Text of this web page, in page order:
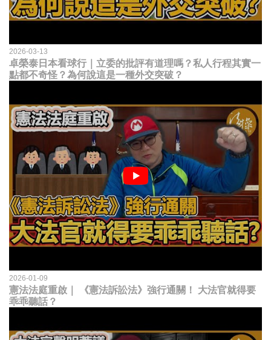
2026-03-13
卓榮泰日本看球行｜立委的批評有道理嗎？私人行程其實一
點都不奇怪？為何說這是一種外交突破？
2026-01-09
憲法法庭重啟｜ 《憲法訴訟法》強行通關！ 大法官就得要
乖乖聽話？